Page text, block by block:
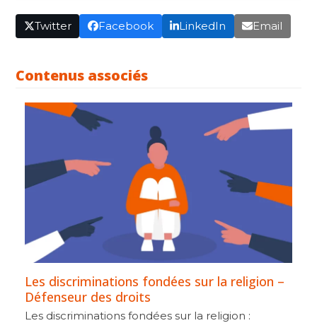
Twitter Facebook LinkedIn Email
Contenus associés
Les discriminations fondées sur la religion –
Défenseur des droits
Les discriminations fondées sur la religion :